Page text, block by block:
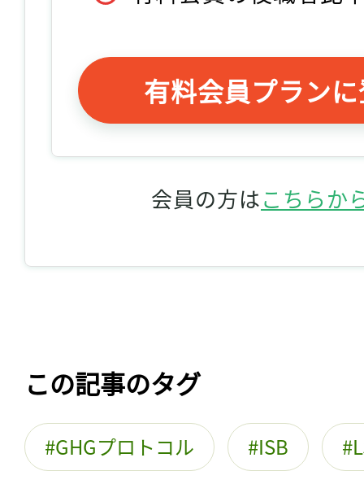
有料会員プラン
会員の方はこちらか
この記事のタグ
GHGプロトコル ISB